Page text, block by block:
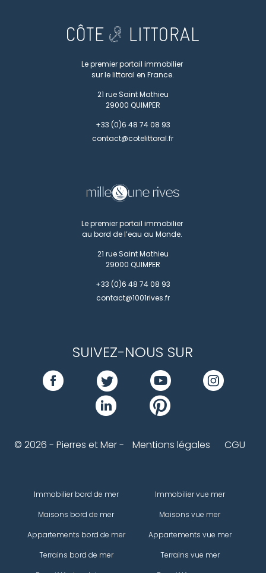
Le premier portail immobilier
sur le littoral en France.
21 rue Saint Mathieu
29000 QUIMPER
+33 (0)6 48 74 08 93
contact@cotelittoral.fr
Le premier portail immobilier
au bord de l’eau au Monde.
21 rue Saint Mathieu
29000 QUIMPER
+33 (0)6 48 74 08 93
contact@1001rives.fr
SUIVEZ-NOUS SUR
© 2026 - Pierres et Mer - Mentions légales CGU
Immobilier bord de mer
Maisons bord de mer
Appartements bord de mer
Terrains bord de mer
Immobilier vue mer
Maisons vue mer
Appartements vue mer
Terrains vue mer